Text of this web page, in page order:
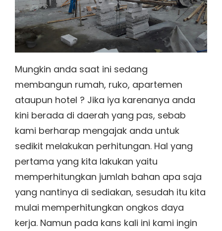
Mungkin anda saat ini sedang
membangun rumah, ruko, apartemen
ataupun hotel ? Jika iya karenanya anda
kini berada di daerah yang pas, sebab
kami berharap mengajak anda untuk
sedikit melakukan perhitungan. Hal yang
pertama yang kita lakukan yaitu
memperhitungkan jumlah bahan apa saja
yang nantinya di sediakan, sesudah itu kita
mulai memperhitungkan ongkos daya
kerja. Namun pada kans kali ini kami ingin